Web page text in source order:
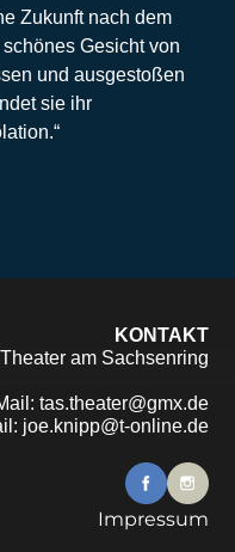
Zukunft nach dem
Gesicht von
und ausgestoßen
sie ihr
KONTAKT
Theater am Sachsenring
tas.theater@gmx.de
joe.knipp@t-online.de
Impressum